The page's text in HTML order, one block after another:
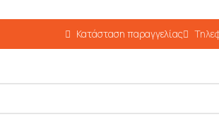
Κατάσταση παραγγελίας